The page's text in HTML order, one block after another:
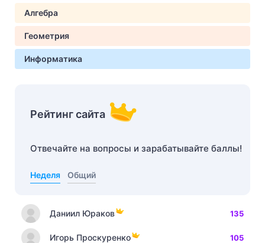
Алгебра
Геометрия
Информатика
Рейтинг сайта
Отвечайте на вопросы и зарабатывайте баллы!
Неделя Общий
Даниил Юраков 135
Игорь Проскуренко 105